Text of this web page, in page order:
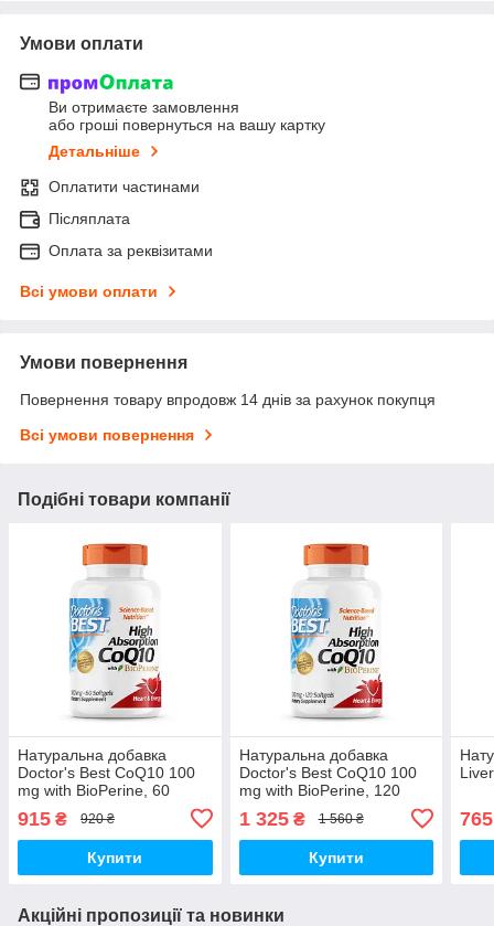
Умови оплати
Ви отримаєте замовлення
або гроші повернуться на вашу картку
Детальніше
Оплатити частинами
Післяплата
Оплата за реквізитами
Всі умови оплати
Умови повернення
Повернення товару впродовж 14 днів за рахунок покупця
Всі умови повернення
Подібні товари компанії
Натуральна добавка
Doctor's Best CoQ10 100
mg with BioPerine, 60
915 ₴ 920 ₴
Купити
Натуральна добавка
Doctor's Best CoQ10 100
mg with BioPerine, 120
1 325₴ 1 560 ₴
Купити
765
Акційні пропозиції та новинки